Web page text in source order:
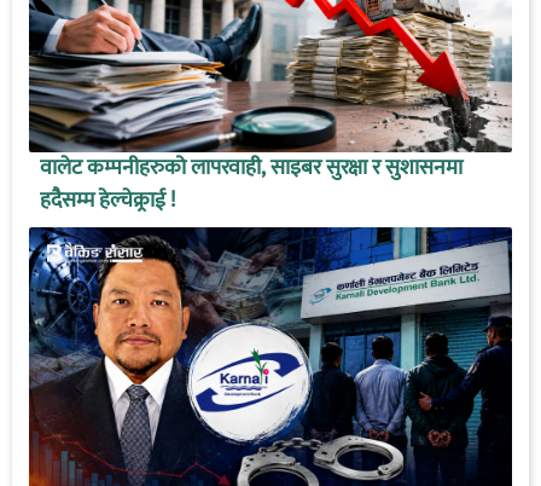
वालेट कम्पनीहरुको लापरवाही, साइबर सुरक्षा र सुशासनमा
हदैसम्म हेल्चेक्र्राई !